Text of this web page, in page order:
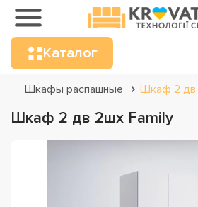
Каталог
Шкафы распашные Шкаф 2 дв
Шкаф 2 дв 2шх Family